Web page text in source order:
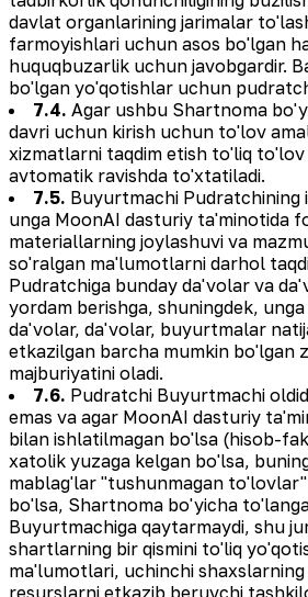
davlat organlarining jarimalar
farmoyishlari uchun asos bo'lgan
huquqbuzarlik uchun javobgardir.
bo'lgan yo'qotishlar uchun
7.4. Agar ushbu Shartnoma
davri uchun kirish uchun to'lov
xizmatlarni taqdim etish to'liq
avtomatik ravishda to'xtatiladi.
7.5. Buyurtmachi Pudratchining
unga MoonAI dasturiy ta'minotida
materiallarning joylashuvi va
so'ralgan ma'lumotlarni darhol
Pudratchiga bunday da'volar va
yordam berishga, shuningdek,
da'volar, da'volar, buyurtmalar
etkazilgan barcha mumkin bo'lgan
majburiyatini oladi.
7.6. Pudratchi Buyurtmachi
emas va agar MoonAI dasturiy
bilan ishlatilmagan bo'lsa (hisob-
xatolik yuzaga kelgan bo'lsa,
mablag'lar "tushunmagan
bo'lsa, Shartnoma bo'yicha
Buyurtmachiga qaytarmaydi, shu
shartlarning bir qismini to'liq
ma'lumotlari, uchinchi
resurslarni etkazib beruvchi